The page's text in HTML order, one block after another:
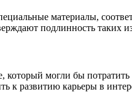
материалы,
подлинность таких
могли бы
к развитию карьеры в